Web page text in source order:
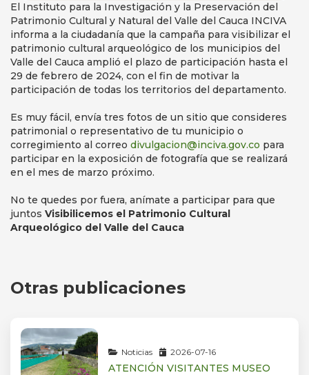
El Instituto para la Investigación y la Preservación del
Patrimonio Cultural y Natural del Valle del Cauca INCIVA
informa a la ciudadanía que la campaña para visibilizar el
patrimonio cultural arqueológico de los municipios del
Valle del Cauca amplió el plazo de participación hasta el
29 de febrero de 2024, con el fin de motivar la
participación de todas los territorios del departamento.
Es muy fácil, envía tres fotos de un sitio que consideres
patrimonial o representativo de tu municipio o
corregimiento al correo divulgacion@inciva.gov.co para
participar en la exposición de fotografía que se realizará
en el mes de marzo próximo.
No te quedes por fuera, anímate a participar para que
juntos Visibilicemos el Patrimonio Cultural
Arqueológico del Valle del Cauca
Otras publicaciones
Noticias 2026-07-16
ATENCIÓN VISITANTES MUSEO